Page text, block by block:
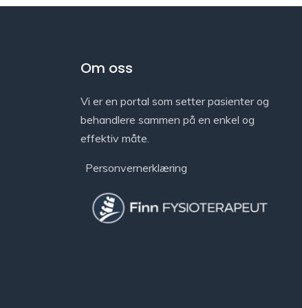
Om oss
Vi er en portal som setter pasienter og
behandlere sammen på en enkel og
effektiv måte.
Personvernerklæring